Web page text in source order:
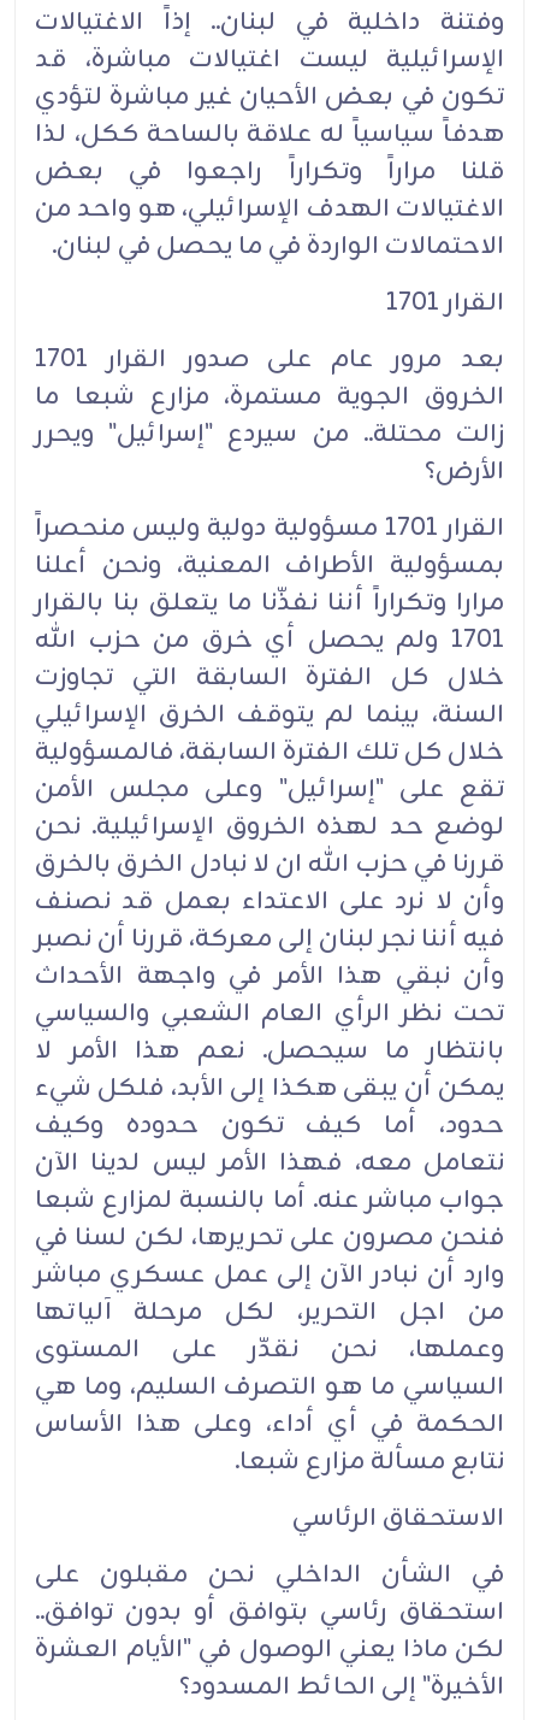
وفتنة داخلية في لبنان.. إذاً الاغتيالات
الإسرائيلية ليست اغتيالات مباشرة، قد
تكون في بعض الأحيان غير مباشرة لتؤدي
هدفاً سياسياً له علاقة بالساحة ككل، لذا
قلنا مراراً وتكراراً راجعوا في بعض
الاغتيالات الهدف الإسرائيلي، هو واحد من
الاحتمالات الواردة في ما يحصل في لبنان.
القرار 1701
بعد مرور عام على صدور القرار 1701
الخروق الجوية مستمرة، مزارع شبعا ما
زالت محتلة.. من سيردع "إسرائيل" ويحرر
الأرض؟
القرار 1701 مسؤولية دولية وليس منحصراً
بمسؤولية الأطراف المعنية، ونحن أعلنا
مرارا وتكراراً أننا نفذّنا ما يتعلق بنا بالقرار
1701 ولم يحصل أي خرق من حزب الله
خلال كل الفترة السابقة التي تجاوزت
السنة، بينما لم يتوقف الخرق الإسرائيلي
خلال كل تلك الفترة السابقة، فالمسؤولية
تقع على "إسرائيل" وعلى مجلس الأمن
لوضع حد لهذه الخروق الإسرائيلية. نحن
قررنا في حزب الله ان لا نبادل الخرق بالخرق
وأن لا نرد على الاعتداء بعمل قد نصنف
فيه أننا نجر لبنان إلى معركة، قررنا أن نصبر
وأن نبقي هذا الأمر في واجهة الأحداث
تحت نظر الرأي العام الشعبي والسياسي
بانتظار ما سيحصل. نعم هذا الأمر لا
يمكن أن يبقى هكذا إلى الأبد، فلكل شيء
حدود، أما كيف تكون حدوده وكيف
نتعامل معه، فهذا الأمر ليس لدينا الآن
جواب مباشر عنه. أما بالنسبة لمزارع شبعا
فنحن مصرون على تحريرها، لكن لسنا في
وارد أن نبادر الآن إلى عمل عسكري مباشر
من اجل التحرير، لكل مرحلة آلياتها
وعملها، نحن نقدّر على المستوى
السياسي ما هو التصرف السليم، وما هي
الحكمة في أي أداء، وعلى هذا الأساس
نتابع مسألة مزارع شبعا.
الاستحقاق الرئاسي
في الشأن الداخلي نحن مقبلون على
استحقاق رئاسي بتوافق أو بدون توافق..
لكن ماذا يعني الوصول في "الأيام العشرة
الأخيرة" إلى الحائط المسدود؟